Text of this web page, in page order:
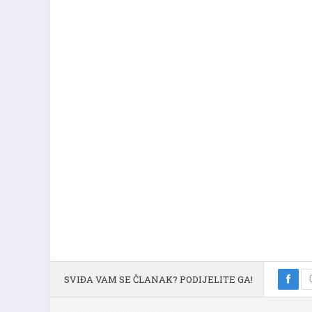
SVIĐA VAM SE ČLANAK? PODIJELITE GA!